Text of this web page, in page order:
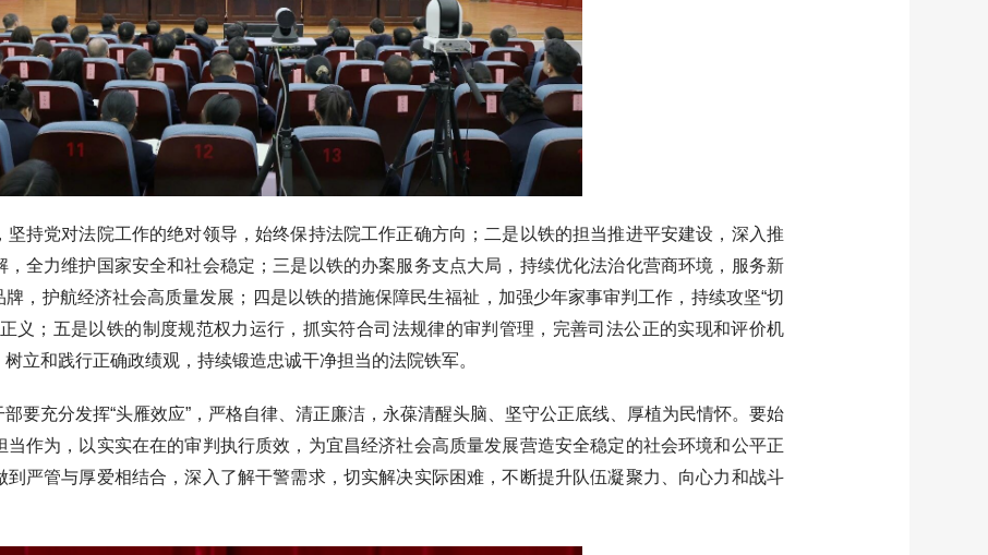
党对法院工作的绝对领导，始终保持法院工作正确方向；二是以铁的担当推进平安建设，深入推
全力维护国家安全和社会稳定；三是以铁的办案服务支点大局，持续优化法治化营商环境，服务新
，护航经济社会高质量发展；四是以铁的措施保障民生福祉，加强少年家事审判工作，持续攻坚“切
义；五是以铁的制度规范权力运行，抓实符合司法规律的审判管理，完善司法公正的实现和评价机
立和践行正确政绩观，持续锻造忠诚干净担当的法院铁军。
充分发挥“头雁效应”，严格自律、清正廉洁，永葆清醒头脑、坚守公正底线、厚植为民情怀。要始
作为，以实实在在的审判执行质效，为宜昌经济社会高质量发展营造安全稳定的社会环境和公平正
到严管与厚爱相结合，深入了解干警需求，切实解决实际困难，不断提升队伍凝聚力、向心力和战斗